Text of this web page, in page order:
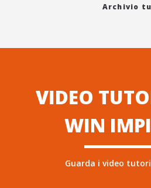
Archivio
VIDEO
WIN
Guarda i video